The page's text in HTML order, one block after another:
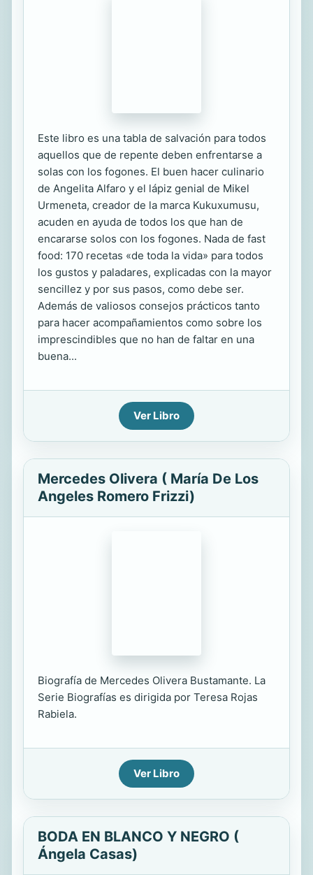
Este libro es una tabla de salvación para todos
aquellos que de repente deben enfrentarse a
solas con los fogones. El buen hacer culinario
de Angelita Alfaro y el lápiz genial de Mikel
Urmeneta, creador de la marca Kukuxumusu,
acuden en ayuda de todos los que han de
encararse solos con los fogones. Nada de fast
food: 170 recetas «de toda la vida» para todos
los gustos y paladares, explicadas con la mayor
sencillez y por sus pasos, como debe ser.
Además de valiosos consejos prácticos tanto
para hacer acompañamientos como sobre los
imprescindibles que no han de faltar en una
buena...
Ver Libro
Mercedes Olivera ( María De Los
Angeles Romero Frizzi)
Biografía de Mercedes Olivera Bustamante. La
Serie Biografías es dirigida por Teresa Rojas
Rabiela.
Ver Libro
BODA EN BLANCO Y NEGRO (
Ángela Casas)